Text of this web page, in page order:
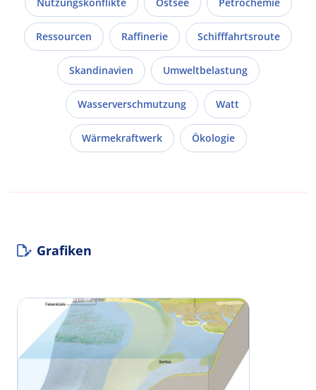
Ressourcen Raffinerie Schifffahrtsroute
Skandinavien Umweltbelastung
Wasserverschmutzung Watt
Wärmekraftwerk Ökologie
Grafiken